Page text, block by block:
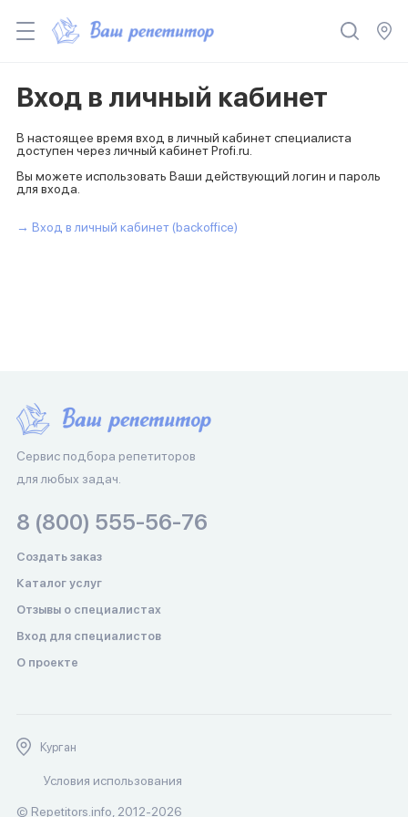
Вход в личный кабинет
В настоящее время вход в личный кабинет специалиста
доступен через личный кабинет Profi.ru.
Вы можете использовать Ваши действующий логин и пароль
для входа.
→ Вход в личный кабинет (backoffice)
Сервис подбора репетиторов
для любых задач.
Создать заказ
Каталог услуг
Отзывы о специалистах
Вход для специалистов
О проекте
8 (800) 555-56-76
© Repetitors.info, 2012-2026
Условия использования
Курган